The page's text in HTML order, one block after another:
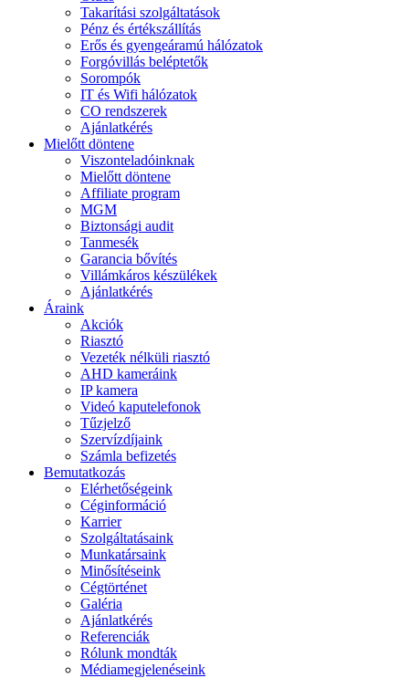
Takarítási szolgáltatások
Pénz és értékszállítás
Erős és gyengeáramú hálózatok
Forgóvillás beléptetők
Sorompók
IT és Wifi hálózatok
CO rendszerek
Ajánlatkérés
Mielőtt döntene
Viszonteladóinknak
Mielőtt döntene
Affiliate program
MGM
Biztonsági audit
Tanmesék
Garancia bővítés
Villámkáros készülékek
Ajánlatkérés
Áraink
Akciók
Riasztó
Vezeték nélküli riasztó
AHD kameráink
IP kamera
Videó kaputelefonok
Tűzjelző
Szervízdíjaink
Számla befizetés
Bemutatkozás
Elérhetőségeink
Céginformáció
Karrier
Szolgáltatásaink
Munkatársaink
Minősítéseink
Cégtörténet
Galéria
Ajánlatkérés
Referenciák
Rólunk mondták
Médiamegjelenéseink